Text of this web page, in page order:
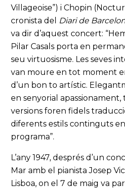
Villageoise”) i Chopin
cronista del Diari de
va dir d’aquest concert:
Pilar Casals porta en
seu virtuosisme. Les seves
van moure en tot moment
d’un bon to artístic.
en senyorial apassionament,
versions foren fidels
diferents estils continguts en
programa”.
L’any 1947, després d’un
Mar amb el pianista Josep
Lisboa, on el 7 de maig va